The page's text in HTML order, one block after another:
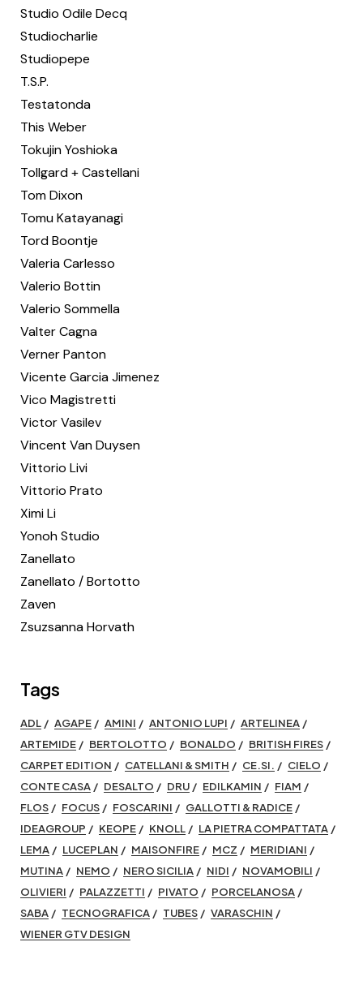
Studio Odile Decq
Studiocharlie
Studiopepe
T.S.P.
Testatonda
This Weber
Tokujin Yoshioka
Tollgard + Castellani
Tom Dixon
Tomu Katayanagi
Tord Boontje
Valeria Carlesso
Valerio Bottin
Valerio Sommella
Valter Cagna
Verner Panton
Vicente Garcia Jimenez
Vico Magistretti
Victor Vasilev
Vincent Van Duysen
Vittorio Livi
Vittorio Prato
Ximi Li
Yonoh Studio
Zanellato
Zanellato / Bortotto
Zaven
Zsuzsanna Horvath
Tags
ADL AGAPE AMINI ANTONIO LUPI
ARTELINEA
ARTEMIDE
BERTOLOTTO BONALDO
BRITISH FIRES
CARPET EDITION
CATELLANI & SMITH CE.SI.
CIELO
CONTE CASA
DESALTO DRU EDILKAMIN
FIAM
FLOS
FOCUS FOSCARINI
GALLOTTI & RADICE
IDEAGROUP
KEOPE KNOLL
LA PIETRA COMPATTATA
LEMA
LUCEPLAN MAISONFIRE MCZ
MERIDIANI
MUTINA
NEMO NERO SICILIA NIDI
NOVAMOBILI
OLIVIERI
PALAZZETTI PIVATO
PORCELANOSA
SABA
TECNOGRAFICA TUBES
VARASCHIN
WIENER GTV DESIGN